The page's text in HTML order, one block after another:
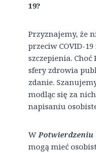
19?
Przyznajemy, że
przeciw COVID-
szczepienia.
sfery zdrowia
zdanie.
modląc się za
napisaniu
WPotwierdzeniu
mogą mieć